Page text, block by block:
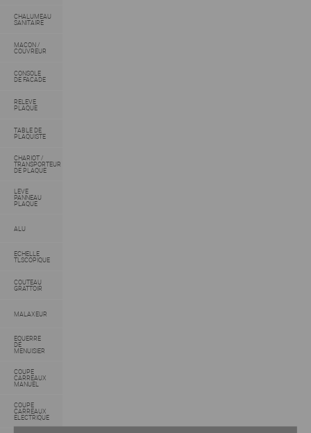
CHALUMEAU
SANITAIRE
MACON /
COUVREUR
CONSOLE
DE FACADE
RELEVE
PLAQUE
TABLE DE
PLAQUISTE
CHARIOT /
TRANSPORTEUR
DE PLAQUE
LEVE
PANNEAU
PLAQUE
ALU
ECHELLE
TLSCOPIQUE
COUTEAU
GRATTOIR
MALAXEUR
EQUERRE
DE
MENUISIER
COUPE
CARREAUX
MANUEL
COUPE
CARREAUX
ELECTRIQUE